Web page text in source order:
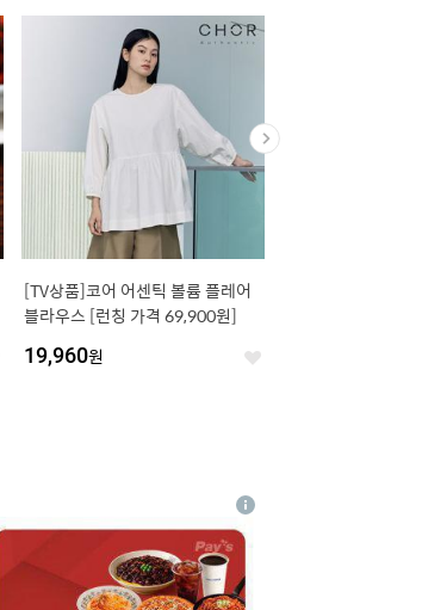
[TV상품]코어 어센틱 볼륨 플레어
블라우스 [런칭 가격 69,900원]
19,960원 좋
상
세